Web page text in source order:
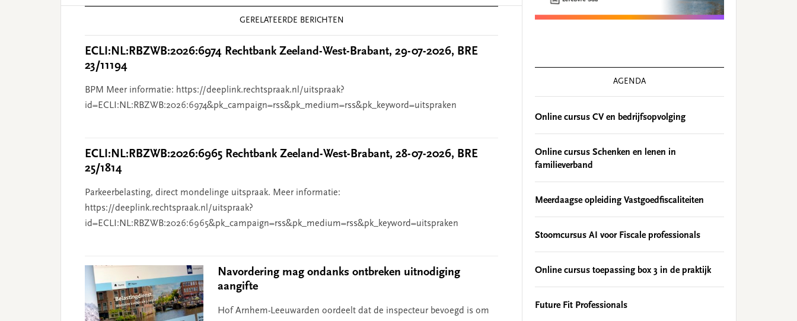
GERELATEERDE BERICHTEN
ECLI:NL:RBZWB:2026:6974 Rechtbank Zeeland-West-Brabant, 29-07-2026, BRE
23/11194
BPM Meer informatie: https://deeplink.rechtspraak.nl/uitspraak?
id=ECLI:NL:RBZWB:2026:6974&pk_campaign=rss&pk_medium=rss&pk_keyword=uitspraken
ECLI:NL:RBZWB:2026:6965 Rechtbank Zeeland-West-Brabant, 28-07-2026, BRE
25/1814
Parkeerbelasting, direct mondelinge uitspraak. Meer informatie:
https://deeplink.rechtspraak.nl/uitspraak?
id=ECLI:NL:RBZWB:2026:6965&pk_campaign=rss&pk_medium=rss&pk_keyword=uitspraken
Navordering mag ondanks ontbreken uitnodiging
aangifte
Hof Arnhem-Leeuwarden oordeelt dat de inspecteur bevoegd is om
AGENDA
Online cursus CV en bedrijfsopvolging
Online cursus Schenken en lenen in
familieverband
Meerdaagse opleiding Vastgoedfiscaliteiten
Stoomcursus AI voor Fiscale professionals
Online cursus toepassing box 3 in de praktijk
Future Fit Professionals